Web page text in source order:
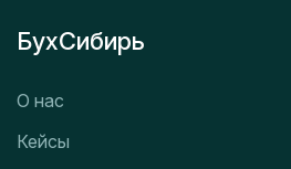
БухСибирь
О нас
Кейсы